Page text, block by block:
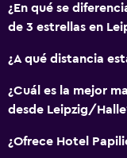
¿En qué se
de 3 estrellas en
¿A qué distancia
¿Cuál es la mejor
desde Leipzig/
¿Ofrece Hotel